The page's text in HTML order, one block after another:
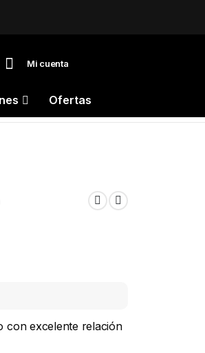
Mi cuenta
Ofertas
con excelente relación